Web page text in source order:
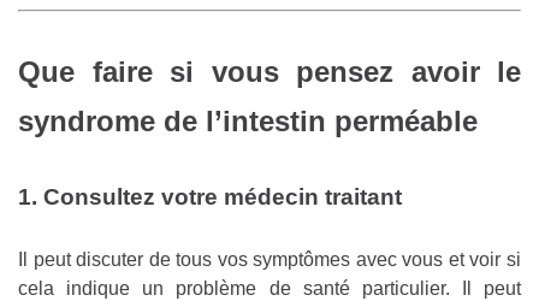
Que faire si vous pensez avoir le
syndrome de l’intestin perméable
1. Consultez votre médecin traitant
Il peut discuter de tous vos symptômes avec vous et voir si
cela indique un problème de santé particulier. Il peut